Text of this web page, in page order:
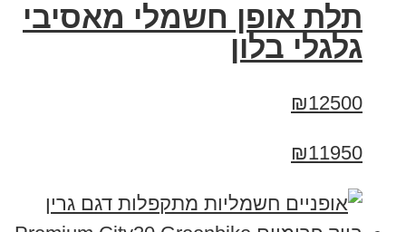
תלת אופן חשמלי מאסיבי
גלגלי בלון
₪12500
₪11950